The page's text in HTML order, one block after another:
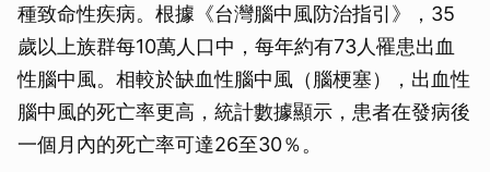
種致命性疾病。根據《台灣腦中風防治指引》，35
歲以上族群每10萬人口中，每年約有73人罹患出血
性腦中風。相較於缺血性腦中風（腦梗塞），出血性
腦中風的死亡率更高，統計數據顯示，患者在發病後
一個月內的死亡率可達26至30％。